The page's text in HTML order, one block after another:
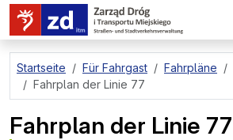
zum Hauptinhalt springen
Startseite Für Fahrgast Fahrpläne
Fahrplan der Linie 77
Fahrplan der Linie 77